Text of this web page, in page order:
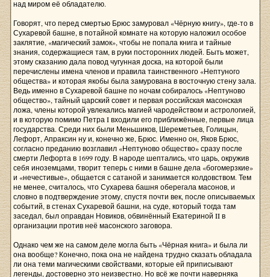
над миром её обладателю.
Говорят, что перед смертью Брюс замуровал «Чёрную книгу», где-то в
Сухаревой башне, в потайной комнате на которую наложил особое
заклятие, «магический замок», чтобы не попала книга и тайные
знания, содержащиеся там, в руки посторонних людей. Быть может,
этому сказанию дала повод чугунная доска, на которой были
перечислены имена членов и правила таинственного «Нептуного
общества» и которая якобы была замурована в восточную стену зала.
Ведь именно в Сухаревой башне по ночам собиралось «Нептуново
общество», тайный царский совет и первая российская масонская
ложа, члены которой увлекались магией чародейством и астрологией,
и в которую помимо Петра I входили его приближённые, первые лица
государства. Среди них были Меньшиков, Шереметьев, Голицын,
Лефорт, Апраксин ну и, конечно же, Брюс. Именно он, Яков Брюс,
согласно преданию возглавил «Нептуново общество» сразу после
смерти Лефорта в 1699 году. В народе шептались, что царь, окружив
себя иноземцами, творит теперь с ними в башне дела «богомерзкие»
и «нечестивые», общается с сатаной и занимается колдовством. Тем
не менее, считалось, что Сухарева башня оберегала масонов, и
словно в подтверждение этому, спустя почти век, после описываемых
событий, в стенах Сухаревой башни, на суде, который тогда там
заседал, был оправдан Новиков, обвинённый Екатериной II в
организации против неё масонского заговора.
Однако чем же на самом деле могла быть «Чёрная книга» и была ли
она вообще? Конечно, пока она не найдена трудно сказать обладала
ли она теми магическими свойствами, которые ей приписывают
легенды, достоверно это неизвестно. Но всё же почти наверняка